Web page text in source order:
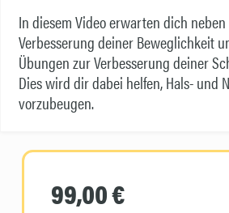
In diesem Video erwarten dich
Verbesserung deiner Beweglichkeit
Übungen zur Verbesserung deiner
Dies wird dir dabei helfen, Hals- und
vorzubeugen.
99,00 €